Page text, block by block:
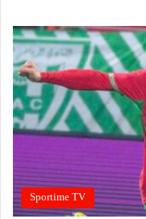
Sportime TV